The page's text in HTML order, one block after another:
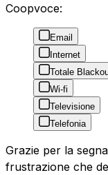
Coopvoce:
Email
Internet
Totale
Wi-fi
Televisione
Telefonia
Grazie per la
frustrazione che